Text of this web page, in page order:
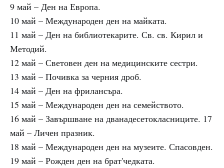
9 май – Ден на Европа.
10 май – Международен ден на майката.
11 май – Ден на библиотекарите. Св. св. Кирил и
Методий.
12 май – Световен ден на медицинските сестри.
13 май – Почивка за черния дроб.
14 май – Ден на фрилансъра.
15 май – Международен ден на семейството.
16 май – Завършване на дванадесетокласниците. 17
май – Личен празник.
18 май – Международен ден на музеите. Спасовден.
19 май – Рожден ден на брат'чедката.